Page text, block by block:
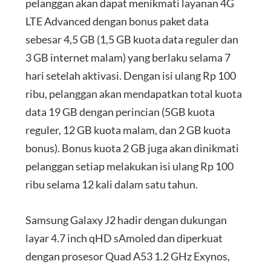
pelanggan akan dapat menikmati layanan 4G
LTE Advanced dengan bonus paket data
sebesar 4,5 GB (1,5 GB kuota data reguler dan
3 GB internet malam) yang berlaku selama 7
hari setelah aktivasi. Dengan isi ulang Rp 100
ribu, pelanggan akan mendapatkan total kuota
data 19 GB dengan perincian (5GB kuota
reguler, 12 GB kuota malam, dan 2 GB kuota
bonus). Bonus kuota 2 GB juga akan dinikmati
pelanggan setiap melakukan isi ulang Rp 100
ribu selama 12 kali dalam satu tahun.
Samsung Galaxy J2 hadir dengan dukungan
layar 4.7 inch qHD sAmoled dan diperkuat
dengan prosesor Quad A53 1.2 GHz Exynos,